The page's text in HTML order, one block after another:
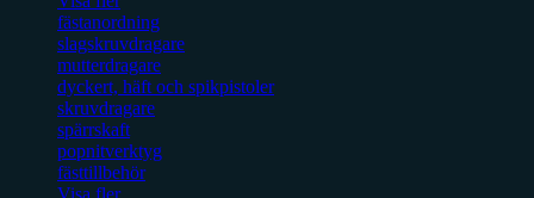
fästanordning
slagskruvdragare
mutterdragare
dyckert, häft och spikpistoler
skruvdragare
spärrskaft
popnitverktyg
fästtillbehör
Visa fler